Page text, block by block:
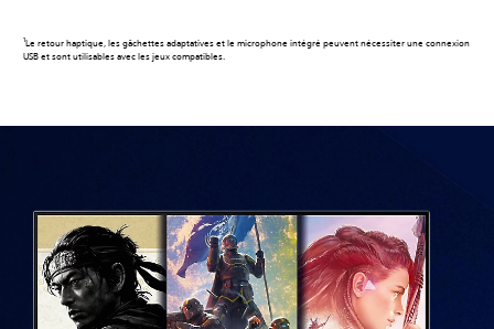
1Le retour haptique, les gâchettes adaptatives et le microphone intégré peuvent nécessiter une connexion
USB et sont utilisables avec les jeux compatibles.